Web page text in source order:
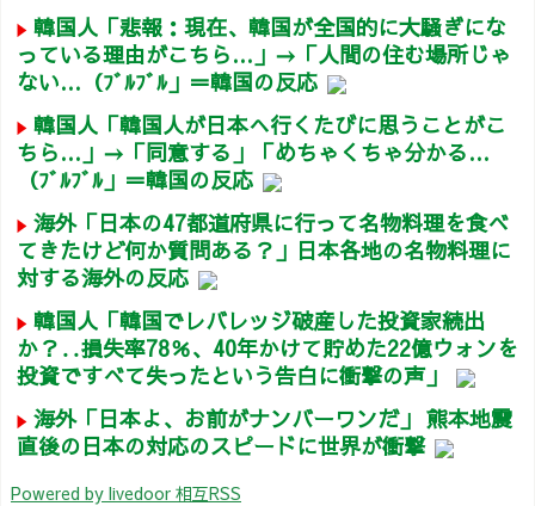
韓国人「悲報：現在、韓国が全国的に大騒ぎにな
っている理由がこちら…」→「人間の住む場所じゃ
ない…（ﾌﾞﾙﾌﾞﾙ」＝韓国の反応
韓国人「韓国人が日本へ行くたびに思うことがこ
ちら…」→「同意する」「めちゃくちゃ分かる…
（ﾌﾞﾙﾌﾞﾙ」＝韓国の反応
海外「日本の47都道府県に行って名物料理を食べ
てきたけど何か質問ある？」日本各地の名物料理に
対する海外の反応
韓国人「韓国でレバレッジ破産した投資家続出
か？‥損失率78％、40年かけて貯めた22億ウォンを
投資ですべて失ったという告白に衝撃の声」
海外「日本よ、お前がナンバーワンだ」 熊本地震
直後の日本の対応のスピードに世界が衝撃
Powered by livedoor 相互RSS